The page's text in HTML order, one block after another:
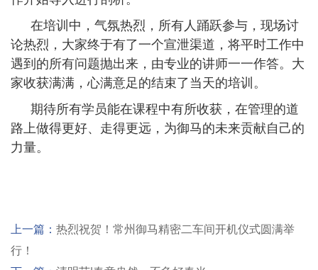
在培训中，气氛热烈，所有人踊跃参与，现场讨
论热烈，大家终于有了一个宣泄渠道，将平时工作中
遇到的所有问题抛出来，由专业的讲师一一作答。大
家收获满满，心满意足的结束了当天的培训。
期待所有学员能在课程中有所收获，在管理的道
路上做得更好、走得更远，为御马的未来贡献自己的
力量。
上一篇： 热烈祝贺！常州御马精密二车间开机仪式圆满举
行！